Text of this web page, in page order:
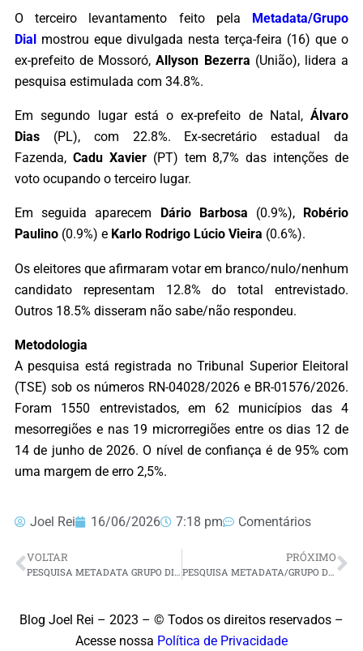
O terceiro levantamento feito pela Metadata/Grupo
Dial mostrou eque divulgada nesta terça-feira (16) que o
ex-prefeito de Mossoró,Allyson Bezerra (União), lidera a
pesquisa estimulada com 34.8%.
Em segundo lugar está o ex-prefeito de Natal, Álvaro
Dias (PL), com 22.8%. Ex-secretário estadual da
Fazenda, Cadu Xavier (PT) tem 8,7% das intenções de
voto ocupando o terceiro lugar.
Em seguida aparecem Dário Barbosa (0.9%),
Robério
Paulino (0.9%) e Karlo Rodrigo Lúcio Vieira (0.6%).
Os eleitores que afirmaram votar em branco/nulo/nenhum
candidato representam 12.8% do total entrevistado.
Outros 18.5% disseram não sabe/não respondeu.
Metodologia
A pesquisa está registrada no Tribunal Superior Eleitoral
(TSE) sob os números RN-04028/2026 e BR-01576/2026.
Foram 1550 entrevistados, em 62 municípios das 4
mesorregiões e nas 19 microrregiões entre os dias 12 de
14 de junho de 2026. O nível de confiança é de 95% com
uma margem de erro 2,5%.
Joel Rei 16/06/2026 7:18 pm Comentários
VOLTAR
PESQUISA METADATA GRUPO DIAL: LULA TEM 47,4% E FLÁVIO 23,9% DAS INTENÇÕES DE VOTOS NA ESTIMUADA
PRÓXIMO
PESQUISA METADATA/GRUPO DIAL: NA ESPONTÂNEA, ALLYSON LIDERA COM 17,5%, ÁLVARO TEM 9,3% E CADU 5,5%
Blog Joel Rei – 2023 – © Todos os direitos reservados –
Acesse nossa Política de Privacidade